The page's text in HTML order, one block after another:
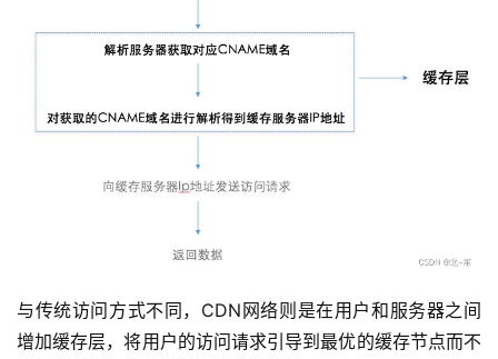
答
社
与传统访问方式不同，CDN网络则是在用户和服务器之间
增加缓存层，将用户的访问请求引导到最优的缓存节点而不